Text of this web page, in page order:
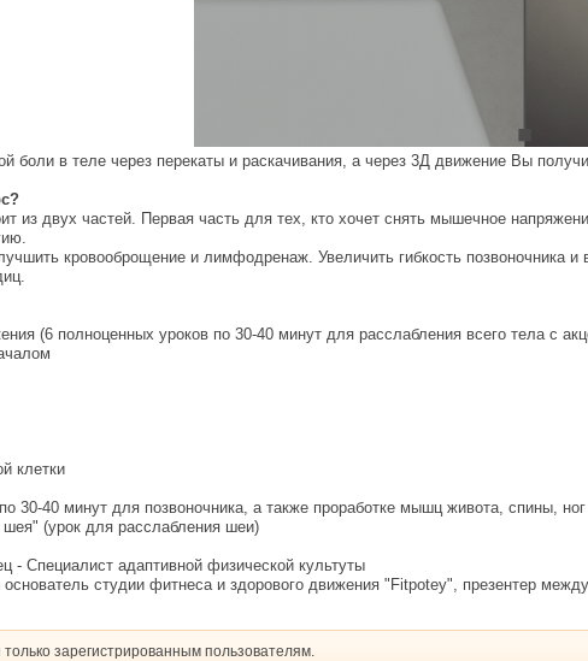
боли в теле через перекаты и раскачивания, а через 3Д движение Вы
из двух частей. Первая часть для тех, кто хочет снять мышечное
кровооброщение и лимфодренаж. Увеличить гибкость позвоночника
(6 полноценных уроков по 30-40 минут для расслабления всего тела с
клетки
30-40 минут для позвоночника, а также проработке мышц живота, спины, ног
(урок для расслабления шеи)
- Специалист адаптивной физической культуты
основатель студии фитнеса и здорового движения "Fitpotey", презентер
зарегистрированным пользователям.